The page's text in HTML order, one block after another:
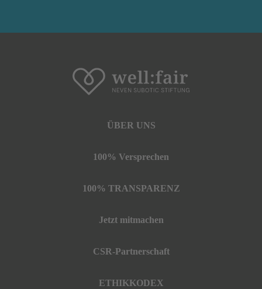
ÜBER UNS
100% Versprechen
100% TRANSPARENZ
Jetzt mitmachen
CSR-Partnerschaft
ETHIKKODEX